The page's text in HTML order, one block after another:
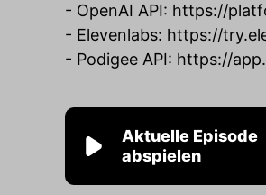
- OpenAI API: https://
- Elevenlabs: https://
- Podigee API: https://
Aktuelle Episode
abspielen